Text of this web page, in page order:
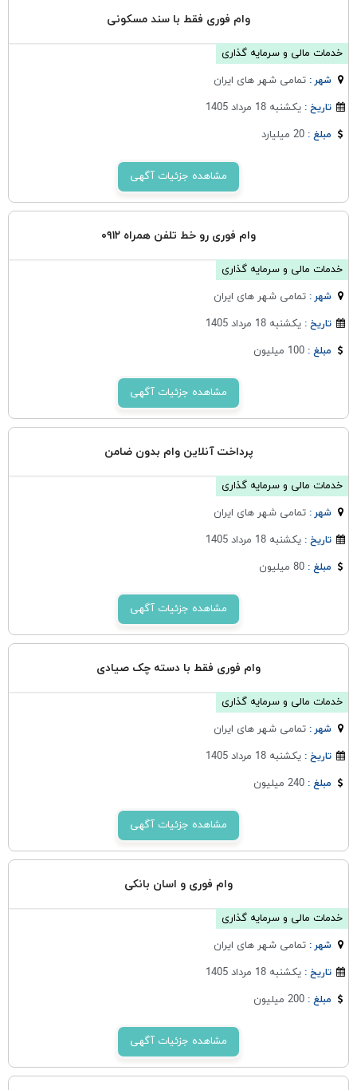
وام فوری فقط با سند مسکونی
خدمات مالی و سرمایه گذاری
شهر :تمامی شهر های ایران
تاریخ :یکشنبه 18 مرداد 1405
مبلغ :20 میلیارد
مشاهده جزئیات آگهی
وام فوری رو خط تلفن همراه ۰۹۱۲
خدمات مالی و سرمایه گذاری
شهر :تمامی شهر های ایران
تاریخ :یکشنبه 18 مرداد 1405
مبلغ :100 میلیون
مشاهده جزئیات آگهی
پرداخت آنلاین وام بدون ضامن
خدمات مالی و سرمایه گذاری
شهر :تمامی شهر های ایران
تاریخ :یکشنبه 18 مرداد 1405
مبلغ :80 میلیون
مشاهده جزئیات آگهی
وام فوری فقط با دسته چک صیادی
خدمات مالی و سرمایه گذاری
شهر :تمامی شهر های ایران
تاریخ :یکشنبه 18 مرداد 1405
مبلغ :240 میلیون
مشاهده جزئیات آگهی
وام فوری و اسان بانکی
خدمات مالی و سرمایه گذاری
شهر :تمامی شهر های ایران
تاریخ :یکشنبه 18 مرداد 1405
مبلغ :200 میلیون
مشاهده جزئیات آگهی